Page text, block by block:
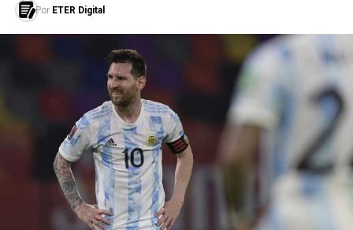
Por ETER Digital